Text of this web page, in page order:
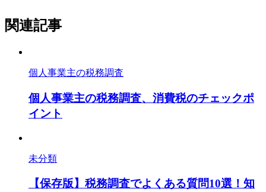
関連記事
個人事業主の税務調査
個人事業主の税務調査、消費税のチェックポ
イント
未分類
【保存版】税務調査でよくある質問10選！知